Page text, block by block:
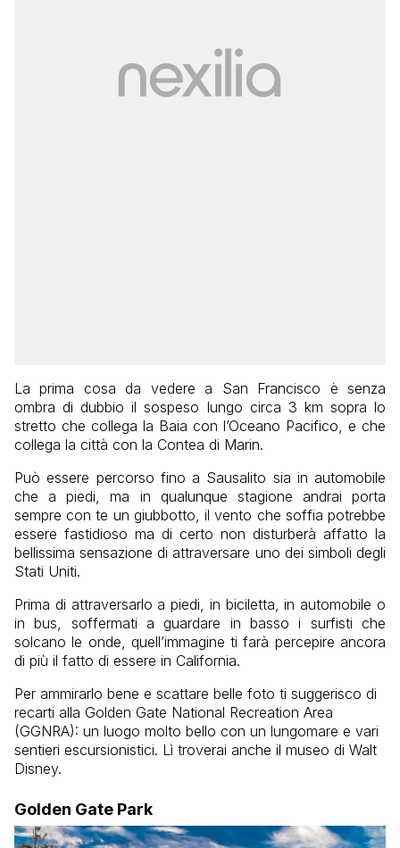
La prima cosa da vedere a San Francisco è senza
ombra di dubbio il sospeso lungo circa 3 km sopra lo
stretto che collega la Baia con l’Oceano Pacifico, e che
collega la città con la Contea di Marin.
Può essere percorso fino a Sausalito sia in automobile
che a piedi, ma in qualunque stagione andrai porta
sempre con te un giubbotto, il vento che soffia potrebbe
essere fastidioso ma di certo non disturberà affatto la
bellissima sensazione di attraversare uno dei simboli degli
Stati Uniti.
Prima di attraversarlo a piedi, in biciletta, in automobile o
in bus, soffermati a guardare in basso i surfisti che
solcano le onde, quell’immagine ti farà percepire ancora
di più il fatto di essere in California.
Per ammirarlo bene e scattare belle foto ti suggerisco di
recarti alla Golden Gate National Recreation Area
(GGNRA): un luogo molto bello con un lungomare e vari
sentieri escursionistici. Lì troverai anche il museo di Walt
Disney.
Golden Gate Park